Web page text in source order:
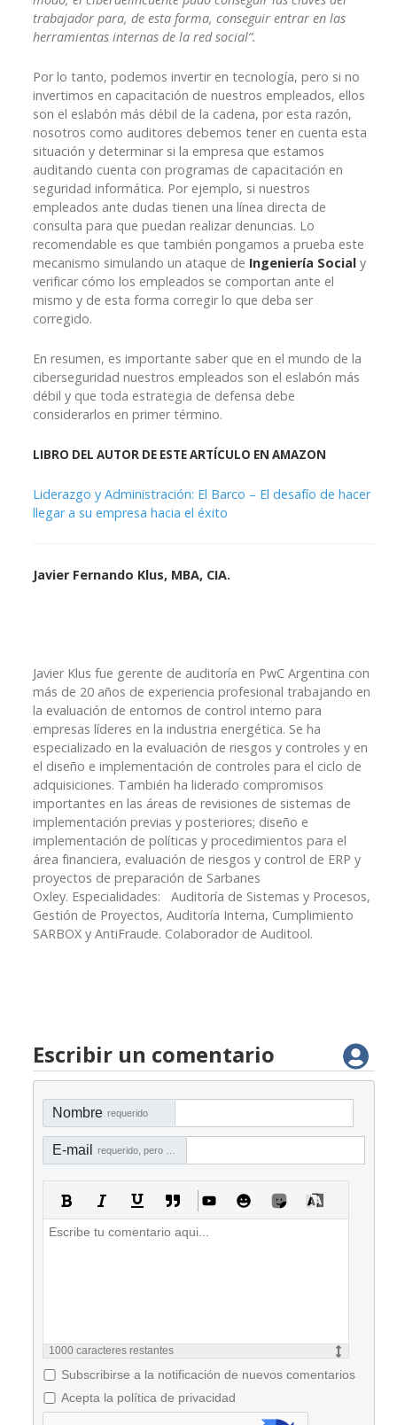
trabajador para, de esta forma, conseguir entrar en las
herramientas internas de la red social”.
Por lo tanto, podemos invertir en tecnología, pero si no
invertimos en capacitación de nuestros empleados, ellos
son el eslabón más débil de la cadena, por esta razón,
nosotros como auditores debemos tener en cuenta esta
situación y determinar si la empresa que estamos
auditando cuenta con programas de capacitación en
seguridad informática. Por ejemplo, si nuestros
empleados ante dudas tienen una línea directa de
consulta para que puedan realizar denuncias. Lo
recomendable es que también pongamos a prueba este
mecanismo simulando un ataque de Ingeniería Social y
verificar cómo los empleados se comportan ante el
mismo y de esta forma corregir lo que deba ser
corregido.
En resumen, es importante saber que en el mundo de la
ciberseguridad nuestros empleados son el eslabón más
débil y que toda estrategia de defensa debe
considerarlos en primer término.
LIBRO DEL AUTOR DE ESTE ARTÍCULO EN AMAZON
Liderazgo y Administración: El Barco – El desafío de hacer
llegar a su empresa hacia el éxito
Javier Fernando Klus, MBA, CIA.
Javier Klus fue gerente de auditoría en PwC Argentina con
más de 20 años de experiencia profesional trabajando en
la evaluación de entornos de control interno para
empresas líderes en la industria energética. Se ha
especializado en la evaluación de riesgos y controles y en
el diseño e implementación de controles para el ciclo de
adquisiciones. También ha liderado compromisos
importantes en las áreas de revisiones de sistemas de
implementación previas y posteriores; diseño e
implementación de políticas y procedimientos para el
área financiera, evaluación de riesgos y control de ERP y
proyectos de preparación de Sarbanes
Oxley. Especialidades: Auditoría de Sistemas y Procesos,
Gestión de Proyectos, Auditoría Interna, Cumplimiento
SARBOX y AntiFraude. Colaborador de Auditool.
Escribir un comentario
Nombre requerido
E-mail
1000 caracteres restantes
Subscribirse a la notificación de nuevos comentarios
Acepta la política de privacidad